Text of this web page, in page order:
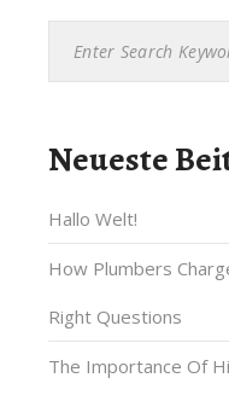
Neueste
Hallo Welt!
How Plumbers
Right Questions
The Importance Of